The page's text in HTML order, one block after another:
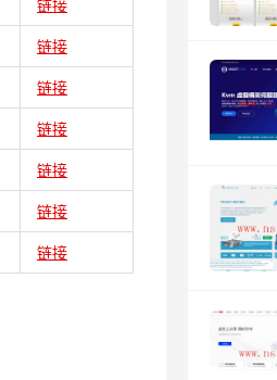
链接
链接
链接
链接
链接
链接
链接